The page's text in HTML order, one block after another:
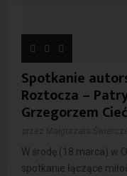
Spotkanie
Roztocza –
Grzegorzem
W środę (18 marca) w
spotkanie łączące